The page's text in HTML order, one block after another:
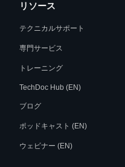
リソース
テクニカルサポート
専門サービス
トレーニング
TechDoc Hub (EN)
ブログ
ポッドキャスト (EN)
ウェビナー (EN)